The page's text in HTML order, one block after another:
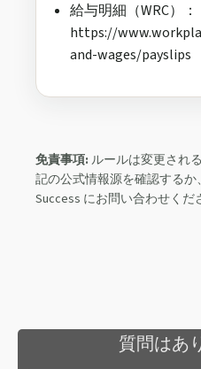
給与明細（WRC）：
https://
and-wages/payslips
免責事項: ルールは変更され
記の公式情報源を確認する
Success にお問い合わせくだ
質問はあ